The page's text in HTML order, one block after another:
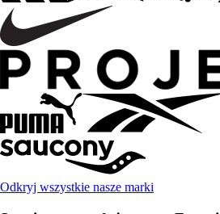
Odkryj wszystkie nasze marki